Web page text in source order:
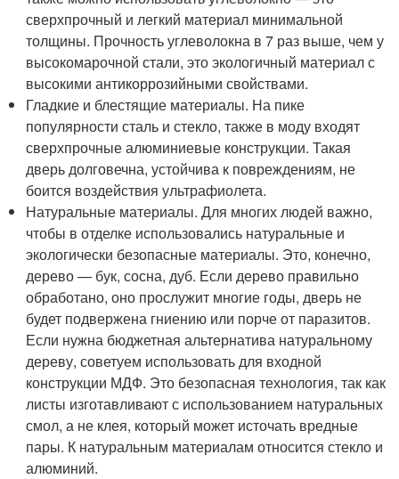
сверхпрочный и легкий материал минимальной
толщины. Прочность углеволокна в 7 раз выше, чем у
высокомарочной стали, это экологичный материал с
высокими антикоррозийными свойствами.
Гладкие и блестящие материалы. На пике
популярности сталь и стекло, также в моду входят
сверхпрочные алюминиевые конструкции. Такая
дверь долговечна, устойчива к повреждениям, не
боится воздействия ультрафиолета.
Натуральные материалы. Для многих людей важно,
чтобы в отделке использовались натуральные и
экологически безопасные материалы. Это, конечно,
дерево — бук, сосна, дуб. Если дерево правильно
обработано, оно прослужит многие годы, дверь не
будет подвержена гниению или порче от паразитов.
Если нужна бюджетная альтернатива натуральному
дереву, советуем использовать для входной
конструкции МДФ. Это безопасная технология, так как
листы изготавливают с использованием натуральных
смол, а не клея, который может источать вредные
пары. К натуральным материалам относится стекло и
алюминий.